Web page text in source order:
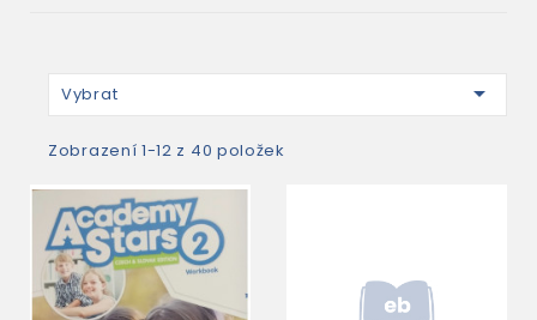
Vybrat 
Zobrazení 1-12 z 40 položek